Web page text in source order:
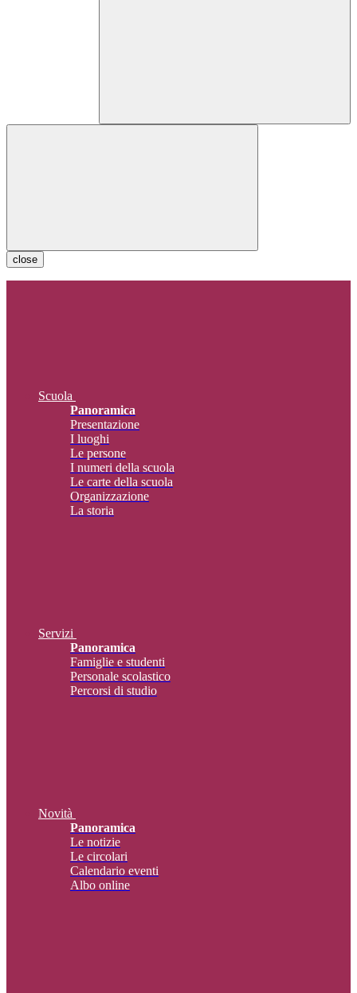
close
Scuola
Panoramica
Presentazione
I luoghi
Le persone
I numeri della scuola
Le carte della scuola
Organizzazione
La storia
Servizi
Panoramica
Famiglie e studenti
Personale scolastico
Percorsi di studio
Novità
Panoramica
Le notizie
Le circolari
Calendario eventi
Albo online